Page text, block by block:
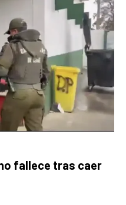
fallece tras caer